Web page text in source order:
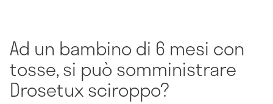
Ad un bambino di 6 mesi con
tosse, si può somministrare
Drosetux sciroppo?